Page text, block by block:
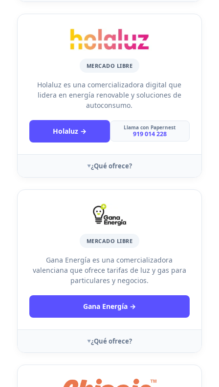
MERCADO LIBRE
Holaluz es una comercializadora digital que
lidera en energía renovable y soluciones de
autoconsumo.
Holaluz → Llama con Papernest
919 014 228
¿Qué ofrece?
MERCADO LIBRE
Gana Energía es una comercializadora
valenciana que ofrece tarifas de luz y gas para
particulares y negocios.
Gana Energía →
¿Qué ofrece?